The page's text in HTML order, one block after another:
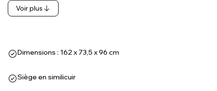
Voir plus
Dimensions : 162 x 73,5 x 96 cm
Siège en similicuir